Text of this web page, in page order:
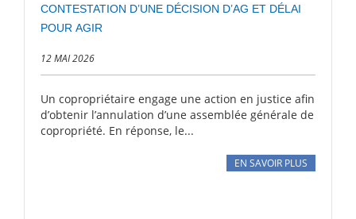
CONTESTATION D’UNE DÉCISION D’AG ET DÉLAI
POUR AGIR
12 MAI 2026
Un copropriétaire engage une action en justice afin
d’obtenir l’annulation d’une assemblée générale de
copropriété. En réponse, le...
EN SAVOIR PLUS